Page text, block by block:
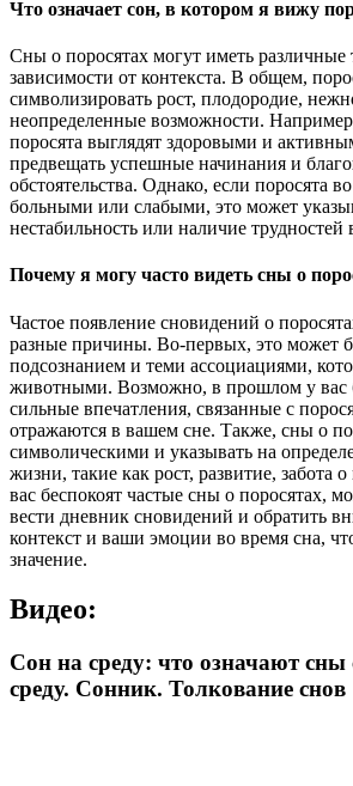
Что означает сон, в котором я вижу
Сны о поросятах могут иметь различные
зависимости от контекста. В общем,
символизировать рост, плодородие,
неопределенные возможности.
поросята выглядят здоровыми и
предвещать успешные начинания и
обстоятельства. Однако, если поросята
больными или слабыми, это может
нестабильность или наличие
Почему я могу часто видеть сны о
Частое появление сновидений о
разные причины. Во-первых, это может
подсознанием и теми ассоциациями,
животными. Возможно, в прошлом у вас
сильные впечатления, связанные с
отражаются в вашем сне. Также, сны о
символическими и указывать на
жизни, такие как рост, развитие, забота
вас беспокоят частые сны о поросятах,
вести дневник сновидений и обратить
контекст и ваши эмоции во время сна,
значение.
Видео:
Сон на среду: что означают сны
среду. Сонник. Толкование снов